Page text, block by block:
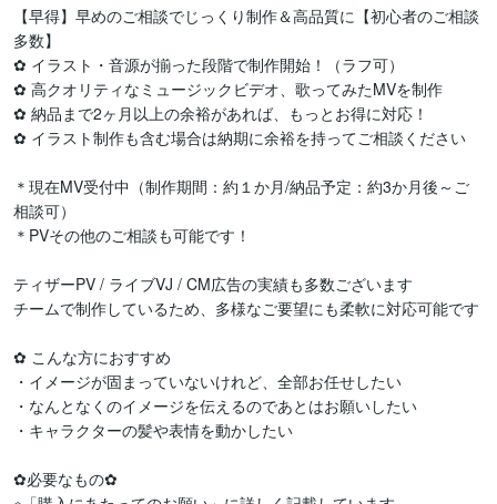
【早得】早めのご相談でじっくり制作＆高品質に【初心者のご相談
多数】
✿ イラスト・音源が揃った段階で制作開始！（ラフ可）
✿ 高クオリティなミュージックビデオ、歌ってみたMVを制作
✿ 納品まで2ヶ月以上の余裕があれば、もっとお得に対応！
✿ イラスト制作も含む場合は納期に余裕を持ってご相談ください
＊現在MV受付中（制作期間：約１か月/納品予定：約3か月後～ご
相談可）
＊PVその他のご相談も可能です！
ティザーPV / ライブVJ / CM広告の実績も多数ございます
チームで制作しているため、多様なご要望にも柔軟に対応可能です
✿ こんな方におすすめ
・イメージが固まっていないけれど、全部お任せしたい
・なんとなくのイメージを伝えるのであとはお願いしたい
・キャラクターの髪や表情を動かしたい
✿必要なもの✿